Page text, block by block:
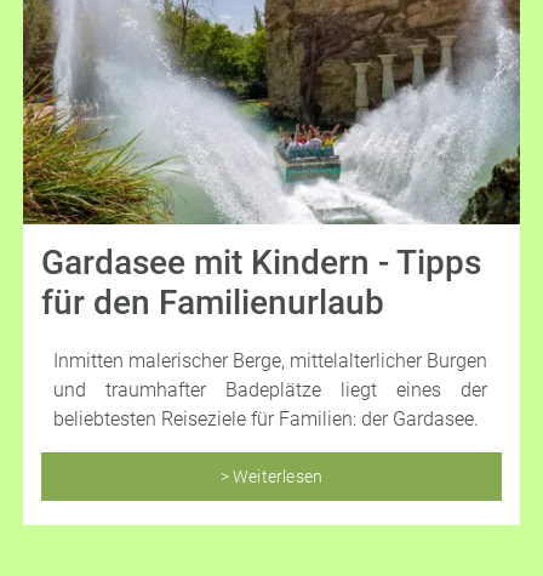
Gardasee mit Kindern - Tipps
für den Familienurlaub
Inmitten malerischer Berge, mittelalterlicher Burgen
und traumhafter Badeplätze liegt eines der
beliebtesten Reiseziele für Familien: der Gardasee.
> Weiterlesen